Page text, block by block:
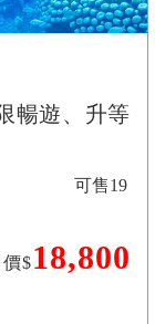
暢遊、升等
$18,800
可售19